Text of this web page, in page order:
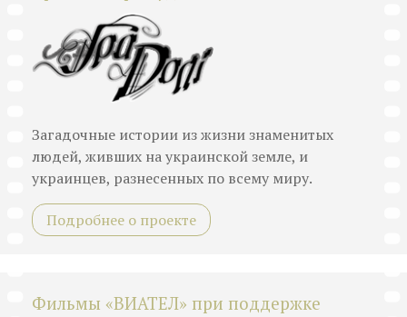
Загадочные истории из жизни знаменитых
людей, живших на украинской земле, и
украинцев, разнесенных по всему миру.
Подробнее о проекте
Фильмы «ВИАТЕЛ» при поддержке